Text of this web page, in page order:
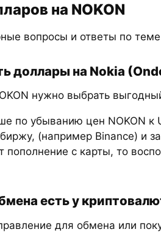
на NOKON
вопросы и ответы по теме
доллары на Nokia
нужно выбрать
по убыванию цен NOKON к
(например Binance) и
пополнение с карты, то
есть у
для обмена или